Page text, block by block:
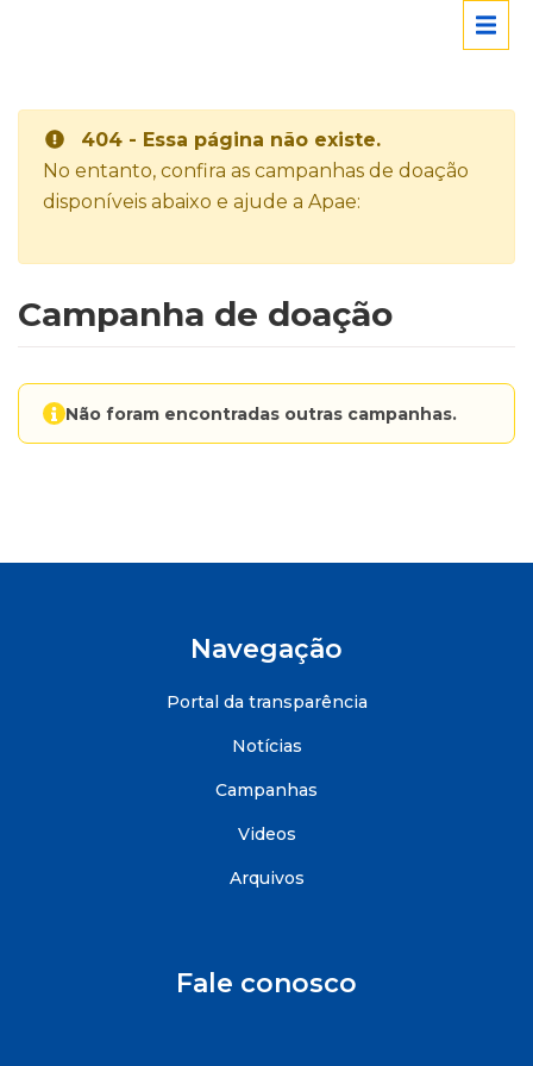
404 - Essa página não existe.
No entanto, confira as campanhas de doação
disponíveis abaixo e ajude a Apae:
Campanha de doação
Não foram encontradas outras campanhas.
Navegação
Portal da transparência
Notícias
Campanhas
Videos
Arquivos
Fale conosco